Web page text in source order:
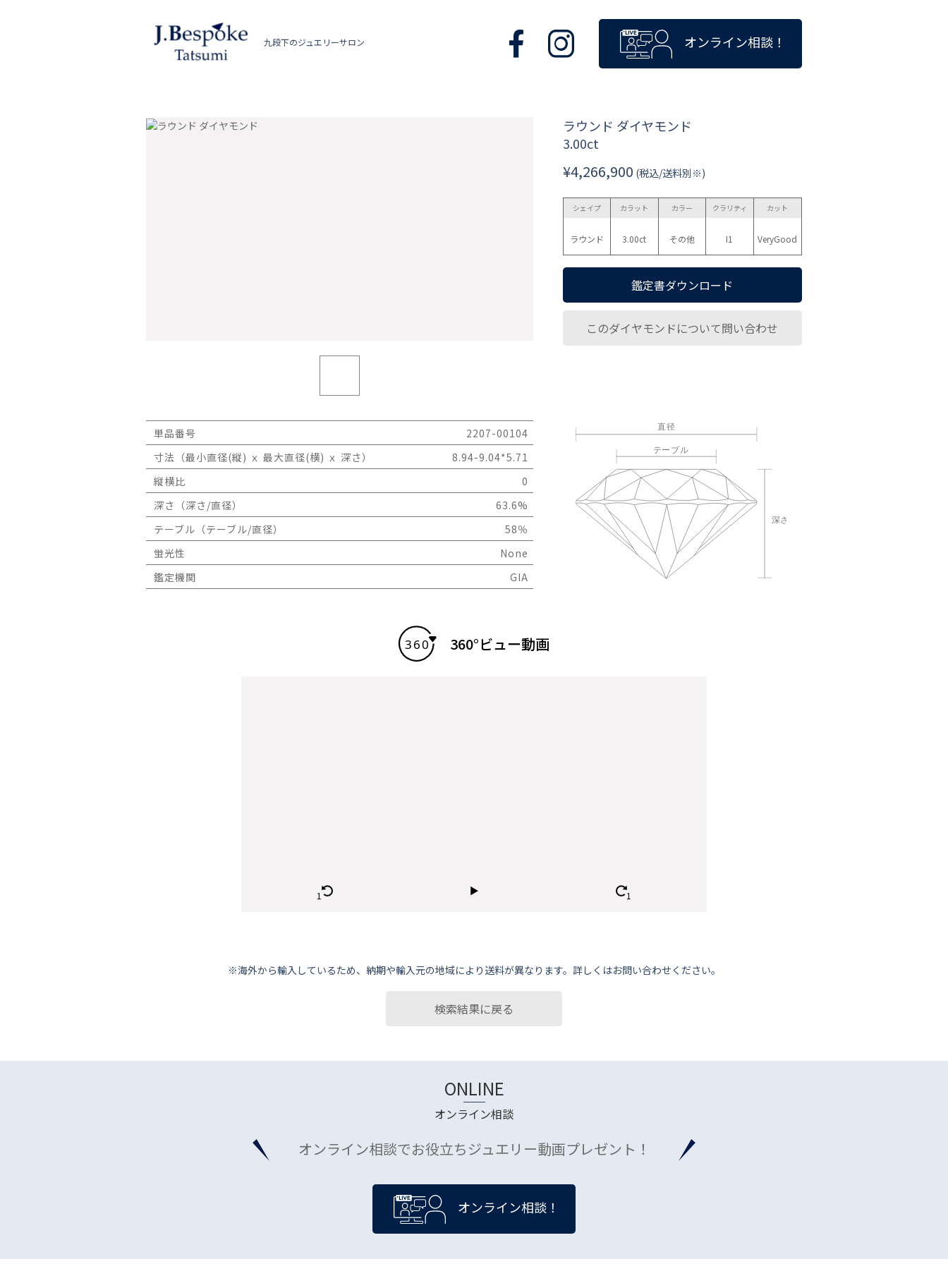
九段下のジュエリーサロン オンライン相談！
ラウンド ダイヤモンド
3.00ct
¥4,266,900 (税込/送料別※)
シェイプ
ラウンド
カラット
3.00ct
カラー
その他
クラリティ
I1
カット
VeryGood
鑑定書ダウンロード
このダイヤモンドについて問い合わせ
単品番号
2207-00104
寸法（最小直径(縦) ｘ 最大直径(横) ｘ 深さ）
8.94-9.04*5.71
縦横比
0
深さ（深さ/直径）
63.6%
テーブル（テーブル/直径）
58％
蛍光性
None
鑑定機関
GIA
360°ビュー動画
※海外から輸⼊しているため、納期や輸⼊元の地域により送料が異なります。詳しくはお問い合わせください。
検索結果に戻る
ONLINE
オンライン相談
オンライン相談でお役立ちジュエリー動画プレゼント！
オンライン相談！